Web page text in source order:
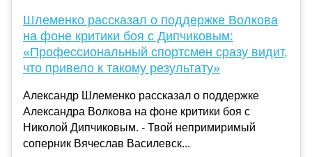
Шлеменко рассказал о поддержке Волкова
на фоне критики боя с Дипчиковым:
«Профессиональный спортсмен сразу видит,
что привело к такому результату»
Александр Шлеменко рассказал о поддержке
Александра Волкова на фоне критики боя с
Николой Дипчиковым. - Твой непримиримый
соперник Вячеслав Василевск...